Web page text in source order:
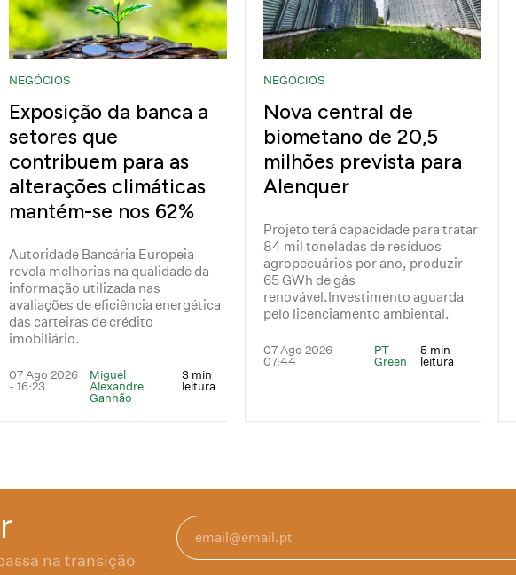
NEGÓCIOS
Exposição da banca a
setores que
contribuem para as
alterações climáticas
mantém-se nos 62%
Autoridade Bancária Europeia
revela melhorias na qualidade da
informação utilizada nas
avaliações de eficiência energética
das carteiras de crédito
imobiliário.
07 Ago 2026
- 16:23
Miguel
Alexandre
Ganhão
3 min
leitura
NEGÓCIOS
Nova central de
biometano de 20,5
milhões prevista para
Alenquer
Projeto terá capacidade para tratar
84 mil toneladas de resíduos
agropecuários por ano, produzir
65 GWh de gás
renovável.Investimento aguarda
pelo licenciamento ambiental.
07 Ago 2026 -
07:44
PT
Green
5 min
leitura
na transição